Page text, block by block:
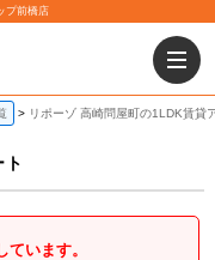
プ前橋店
リポーゾ 高崎問屋町の1LDK賃貸
います。